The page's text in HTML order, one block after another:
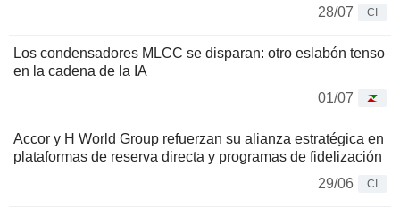
28/07
CI
Los condensadores MLCC se disparan: otro eslabón tenso
en la cadena de la IA
01/07
Accor y H World Group refuerzan su alianza estratégica en
plataformas de reserva directa y programas de fidelización
29/06
CI